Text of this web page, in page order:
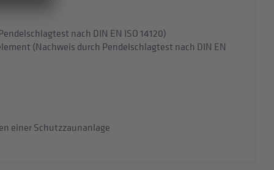
nach DIN EN ISO 14120)
(Nachweis durch Pendelschlagtest nach DIN EN
einer Schutzzaunanlage